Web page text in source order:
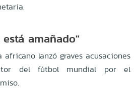
amañado"
lanzó graves acusaciones
del fútbol mundial por el